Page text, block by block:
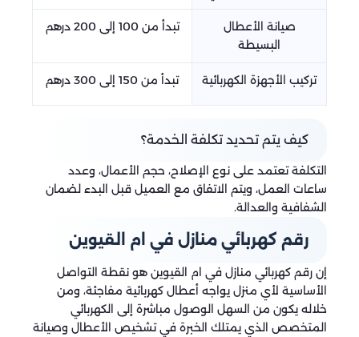
صيانة الأعطال
البسيطة
تبدأ من 100 إلى 200 درهم
تركيب الأجهزة الكهربائية تبدأ من 150 إلى 300 درهم
كيف يتم تحديد تكلفة الخدمة؟
التكلفة تعتمد على نوع الإصلاح، حجم الأعمال، وعدد
ساعات العمل، ويتم الاتفاق مع العميل قبل البدء لضمان
الشفافية والعدالة.
رقم كهربائي منازل في ام القيوين
إن رقم كهربائي منازل في ام القيوين هو نقطة التواصل
الأساسية لأي منزل يواجه أعطال كهربائية مفاجئة، ومن
خلاله يكون من السهل الوصول مباشرة إلى الكهربائي
المتخصص الذي يمتلك الخبرة في تشخيص الأعطال وصيانة